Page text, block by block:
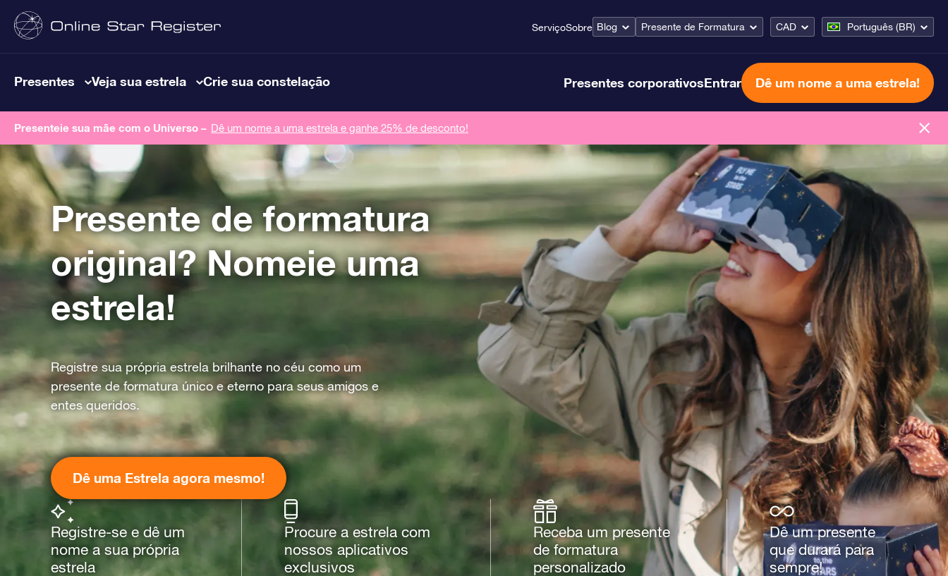
ServiçoSobre Blog Presente de Formatura CAD Português (BR)
Presentes Veja sua estrela Crie sua constelação Presentes corporativosEntrar Dê um nome a uma estrela!
Presenteie sua mãe com o Universo – Dê um nome a uma estrela e ganhe 25% de desconto!
Presente de formatura
original? Nomeie uma
estrela!
Registre sua própria estrela brilhante no céu como um
presente de formatura único e eterno para seus amigos e
entes queridos.
Dê uma Estrela agora mesmo!
Registre-se e dê um
nome a sua própria
estrela
Procure a estrela com
nossos aplicativos
exclusivos
Receba um presente
de formatura
personalizado
Dê um presente
que durará para
sempre!